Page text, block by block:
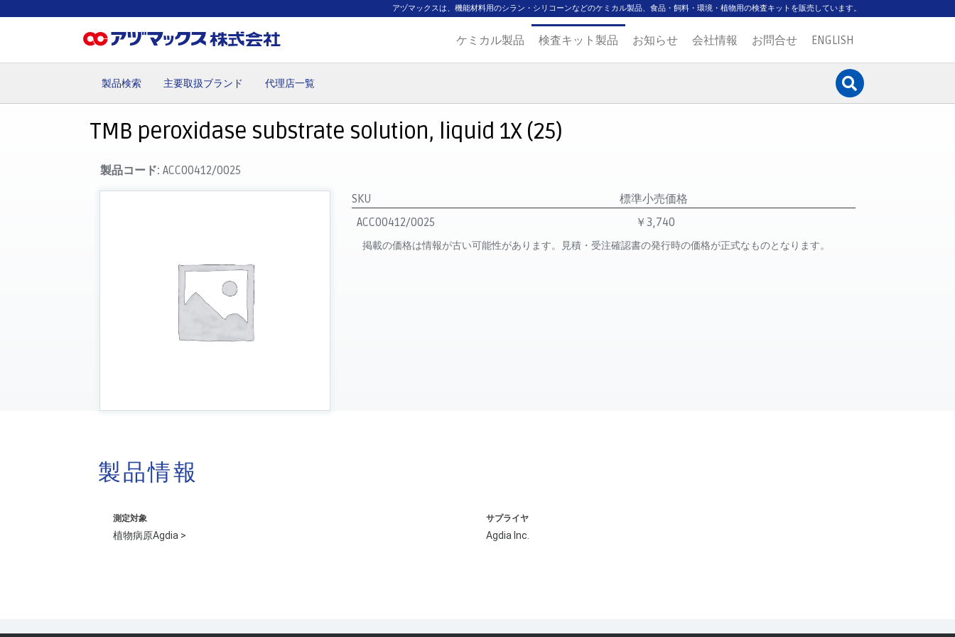
アヅマックスは、機能材料用のシラン・シリコーンなどのケミカル製品、食品・飼料・環境・植物用の検査キットを販売しています。
ケミカル製品 検査キット製品 お知らせ 会社情報 お問合せ ENGLISH
製品検索 主要取扱ブランド 代理店一覧
TMB peroxidase substrate solution, liquid 1X (25)
製品コード:ACC00412/0025
SKU
標準小売価格
ACC00412/0025
￥3,740
掲載の価格は情報が古い可能性があります。見積・受注確認書の発行時の価格が正式なものとなります。
製品情報
測定対象
植物病原Agdia >
サプライヤ
Agdia Inc.